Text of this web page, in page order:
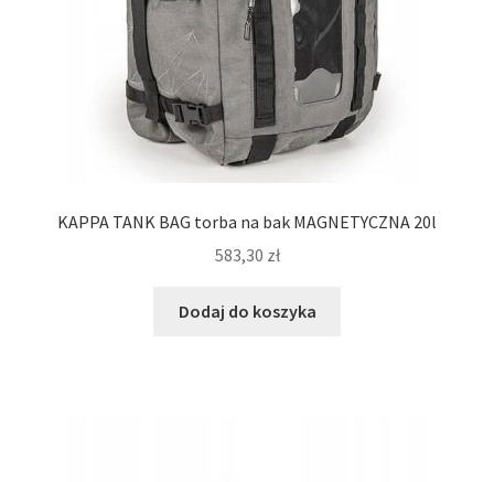
KAPPA TANK BAG torba na bak MAGNETYCZNA 20l
583,30 zł
Dodaj do koszyka